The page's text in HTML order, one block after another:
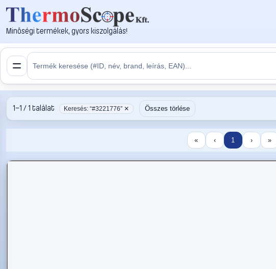
Minőségi termékek, gyors kiszolgálás!
1–1 / 1 találat Keresés: “#3221776” ✕ Összes törlése
« ‹ 1 › »